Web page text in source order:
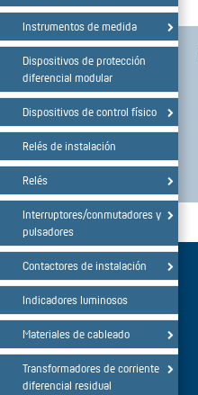
Instrumentos de medida
Dispositivos de protección
diferencial modular
Dispositivos de control físico
Relés de instalación
Relés
Interruptores/conmutadores y
pulsadores
Contactores de instalación
Indicadores luminosos
Materiales de cableado
Transformadores de corriente
diferencial residual